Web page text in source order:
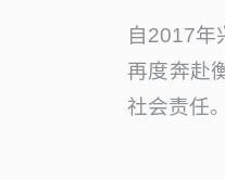
自2017年
再度奔赴
社会责任。